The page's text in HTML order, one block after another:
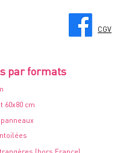
CGV
par formats
60x80 cm